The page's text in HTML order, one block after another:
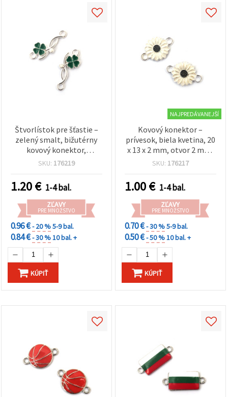
Štvorlístok pre šťastie –
zelený smalt, bižutérny
kovový konektor,
strieborná farba, 23x9x2
SKU: 176219
1.20€ 1-4 bal.
ZĽAVY
PRE MNOŽSTVO
0.96 €- 20 %5-9 bal.
0.84 €- 30 %10 bal. +
KÚPIŤ
NAJPREDÁVANEJŠÍ
Kovový konektor –
prívesok, biela kvetina, 20
x 13 x 2 mm, otvor 2 mm,
strieborný odtieň – 5 ks
SKU: 176217
1.00€ 1-4 bal.
ZĽAVY
PRE MNOŽSTVO
0.70 €- 30 %5-9 bal.
0.50 €- 50 %10 bal. +
KÚPIŤ